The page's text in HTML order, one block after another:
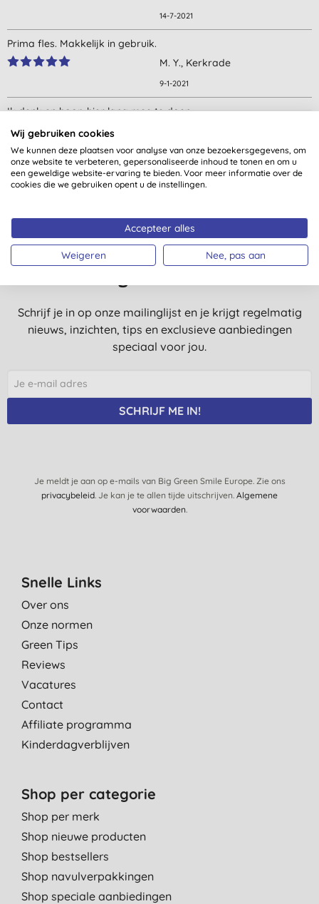
14-7-2021
Prima fles. Makkelijk in gebruik.
M. Y., Kerkrade
9-1-2021
Ik denk en hoop hier lang mee te doen
28-9-2020
Spijtig geen glazen flessen nog beter voor milieu
25-6-2020
Alle beoordelingen komen van geverifieerde klanten
gecontacteerd na aankoop.
Nog meer redenen voor een
Schrijf je in op onze mailinglijst en je krijgt regelmatig
nieuws, inzichten, tips en exclusieve aanbiedingen
speciaal voor jou.
SCHRIJF ME IN!
Je meldt je aan op e-mails van Big Green Smile Europe. Zie ons
privacybeleid. Je kan je te allen tijde uitschrijven. Algemene
voorwaarden.
Snelle Links
Over ons
Onze normen
Green Tips
Reviews
Vacatures
Contact
Affiliate programma
Kinderdagverblijven
Shop per categorie
Shop per merk
Shop nieuwe producten
Shop bestsellers
Shop navulverpakkingen
Shop speciale aanbiedingen
Wij gebruiken cookies
We kunnen deze plaatsen voor analyse van onze bezoekersgegevens, om
onze website te verbeteren, gepersonaliseerde inhoud te tonen en om u
een geweldige website-ervaring te bieden. Voor meer informatie over de
cookies die we gebruiken opent u de instellingen.
Accepteer alles
Weigeren Nee, pas aan